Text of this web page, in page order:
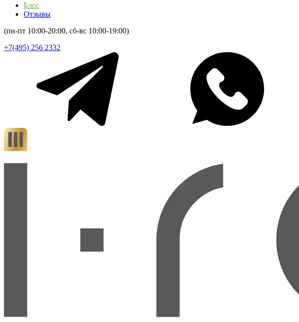
Блог
Отзывы
(пн-пт 10:00-20:00, сб-вс 10:00-19:00)
+7(495) 256 2332